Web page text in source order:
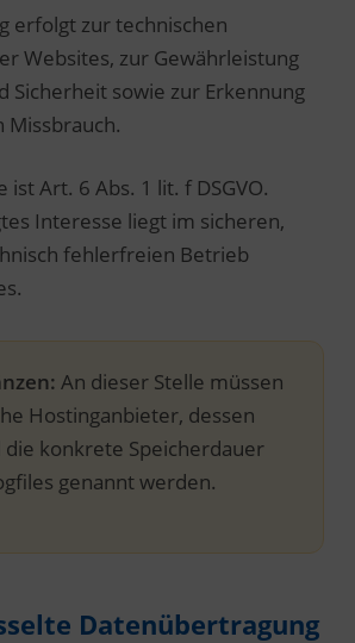
erfolgt zur technischen
Websites, zur Gewährleistung
Sicherheit sowie zur Erkennung
Missbrauch.
ist Art. 6 Abs. 1 lit. f DSGVO.
Interesse liegt im sicheren,
fehlerfreien Betrieb
An dieser Stelle müssen
Hostinganbieter, dessen
konkrete Speicherdauer
genannt werden.
Datenübertragung